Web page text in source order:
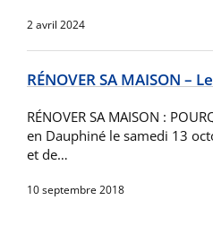
2 avril 2024
RÉNOVER SA MAISON –
RÉNOVER SA MAISON :
en Dauphiné le samedi 13
et de…
10 septembre 2018